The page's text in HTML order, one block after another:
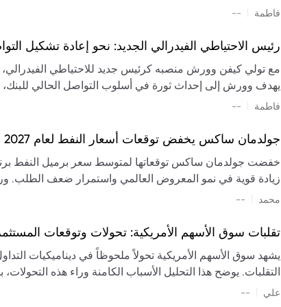
تشكيل تقييم الصناعة، مع توقعات بارتفاع مستمر في الأسعار
فاطمة --
رئيس الاحتياطي الفيدرالي الجديد: نحو إعادة تشكيل
مع تولي كيفن وورش منصبه كرئيس جديد للاحتياطي الفيدرالي،
يهدف وورش إلى إحداث ثورة في أسلوب التواصل الحالي للبنك،
السياسة ويمنح البنك المركزي دوراً مبالغاً فيه. يسعى إلى
فاطمة --
جولدمان ساكس يخفض توقعات أسعار النفط لعام 2027 وسط تغيرات في العرض والطلب
زيادة قوية في نمو المعروض العالمي واستمرار ضعف الطلب.
العالمية في الربع الثاني
سابقًا. من المتوقع عودة صادرات دول الخليج إلى طبيعتها
عدم اليقين الجيوسياسي يمكن أن يؤدي إلى تقلبات سعرية
استمرار الاضطرابات، وسيناريوهات لانخفاض الأسعار في
إضافي.
محمد --
تقلبات سوق الأسهم الأمريكية: تحولات وتوقعات
يشهد سوق الأسهم الأمريكية تحولاً ملحوظاً في ديناميكيات
التقلبات. يوضح هذا التحليل الأسباب الكامنة وراء هذه
علي --